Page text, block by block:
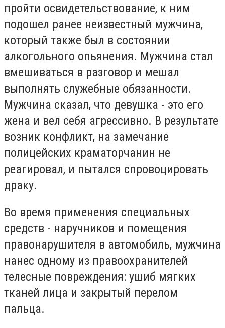
пройти освидетельствование, к ним
подошел ранее неизвестный мужчина,
который также был в состоянии
алкогольного опьянения. Мужчина стал
вмешиваться в разговор и мешал
выполнять служебные обязанности.
Мужчина сказал, что девушка - это его
жена и вел себя агрессивно. В результате
возник конфликт, на замечание
полицейских краматорчанин не
реагировал, и пытался спровоцировать
драку.
Во время применения специальных
средств - наручников и помещения
правонарушителя в автомобиль, мужчина
нанес одному из правоохранителей
телесные повреждения: ушиб мягких
тканей лица и закрытый перелом
пальца.